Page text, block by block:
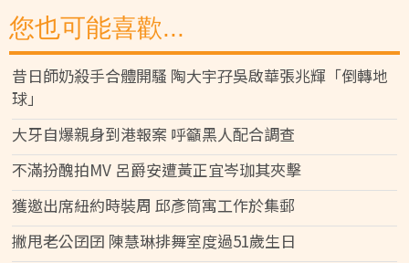
您也可能喜歡...
昔日師奶殺手合體開騷 陶大宇孖吳啟華張兆輝「倒轉地
球」
大牙自爆親身到港報案 呼籲黑人配合調查
不滿扮醜拍MV 呂爵安遭黃正宜岑珈其夾擊
獲邀出席紐約時裝周 邱彥筒寓工作於集郵
撇甩老公囝囝 陳慧琳排舞室度過51歲生日